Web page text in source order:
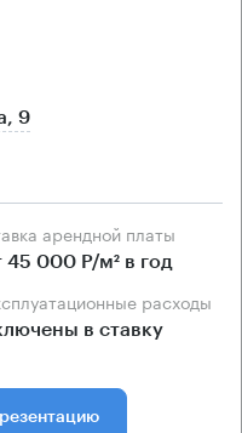
9
арендной платы
45 000 Р/м² в год
расходы
в ставку